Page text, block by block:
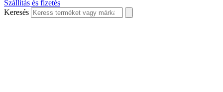
Szállítás és fizetés
Keresés